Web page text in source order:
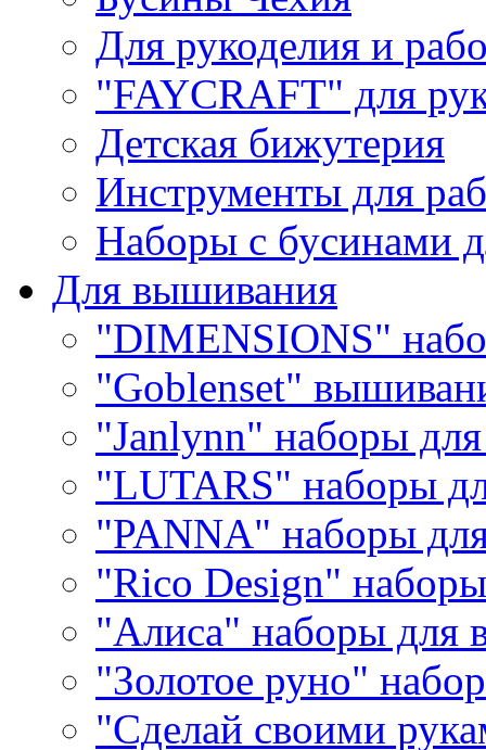
Для рукоделия и
"FAYCRAFT" для
Детская бижутерия
Инструменты для
Наборы с бусинами
Для вышивания
"DIMENSIONS"
"Goblenset"
"Janlynn" наборы
"LUTARS" наборы
"PANNA" наборы
"Rico Design"
"Алиса" наборы для
"Золотое руно"
"Сделай своими